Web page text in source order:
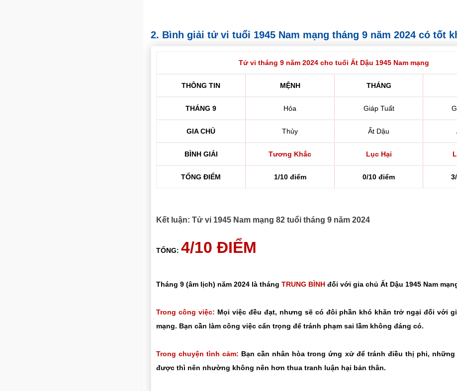
2. Bình giải tử vi tuổi 1945 Nam mạng tháng 9 năm 2024 có tốt
Tử vi tháng 9 năm 2024 cho tuổi Ất Dậu 1945 Nam mạng
THÔNG TIN MỆNH THÁNG
THÁNG 9 Hỏa Giáp Tuất
GIA CHỦ Thủy Ất Dậu
BÌNH GIẢI Tương Khắc Lục Hại
TỔNG ĐIỂM 1/10 điểm 0/10 điểm
Kết luận: Tử vi 1945 Nam mạng 82 tuổi tháng 9 năm 2024
TỔNG: 4/10 ĐIỂM
Tháng 9 (âm lịch) năm 2024 là tháng TRUNG BÌNH đối với gia chủ Ất Dậu 1945 Nam
Trong công việc: Mọi việc đều đạt, nhưng sẽ có đôi phần khó khăn trở ngại đối với
mạng. Bạn cần làm công việc cẩn trọng để tránh phạm sai lầm không đáng có.
Trong chuyện tình cảm: Bạn cần nhân hòa trong ứng xử để tránh điều thị phi,
được thì nên nhường không nên hơn thua tranh luận hại bản thân.